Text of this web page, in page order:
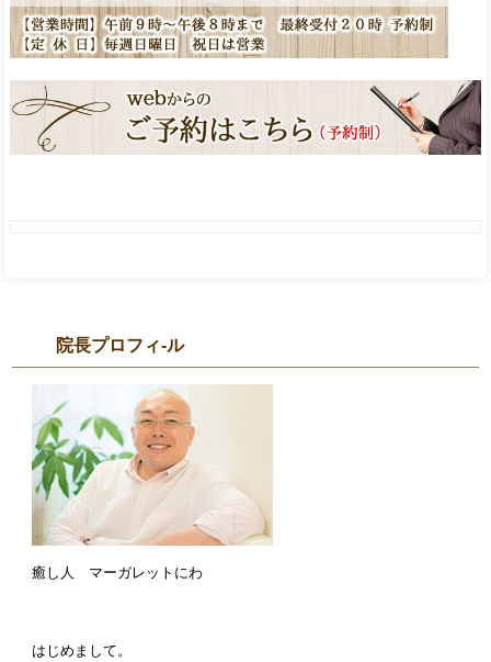
院長プロフィ-ル
癒し人 マーガレットにわ
はじめまして。